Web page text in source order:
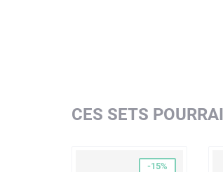
CES SETS
-15%